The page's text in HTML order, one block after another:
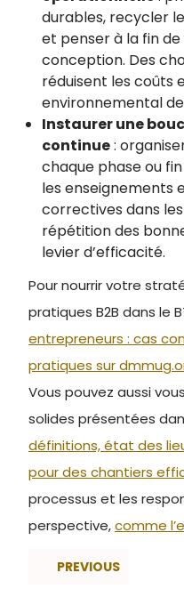
durables, recycler
et penser à la fin
conception. Des
réduisent les coûts
environnemental
Instaurer une
continue:
chaque phase ou
les enseignements
correctives dans
répétition des
levier d’efficacité.
Pour nourrir votre
pratiques B2B dans le
entrepreneurs : cas
pratiques sur
Vous pouvez aussi
solides présentées
définitions, état des
pour des chantiers
processus et les
perspective,comme
PREVIOUS